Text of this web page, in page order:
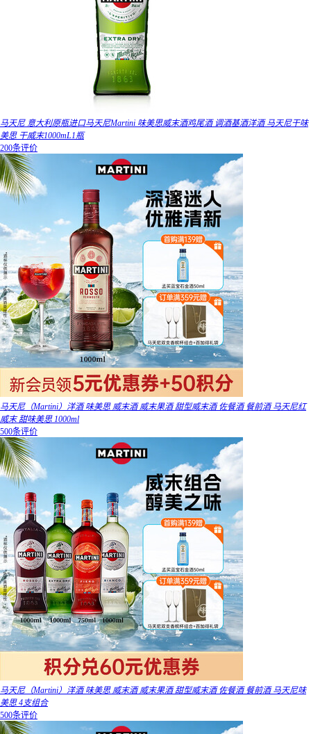
马天尼 意大利原瓶进口马天尼Martini 味美思威末酒鸡尾酒 调酒基酒洋酒 马天尼干味
美思 干威末1000mL1瓶
200条评价
马天尼（Martini）洋酒 味美思 威末酒 威末果酒 甜型威末酒 佐餐酒 餐前酒 马天尼红
威末 甜味美思 1000ml
500条评价
马天尼（Martini）洋酒 味美思 威末酒 威末果酒 甜型威末酒 佐餐酒 餐前酒 马天尼味
美思 4支组合
500条评价